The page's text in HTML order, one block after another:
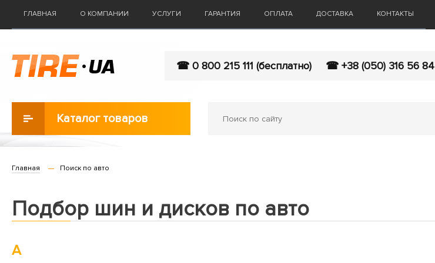
ГЛАВНАЯ О КОМПАНИИ УСЛУГИ ГАРАНТИЯ ОПЛАТА ДОСТАВКА КОНТАКТЫ
☎ 0 800 215 111 (бесплатно) ☎ +38 (050) 316 56 84
Каталог товаров
Главная Поиск по авто
Подбор шин и дисков по авто
A